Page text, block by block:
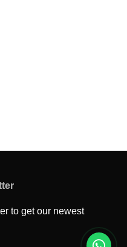
to get our newest